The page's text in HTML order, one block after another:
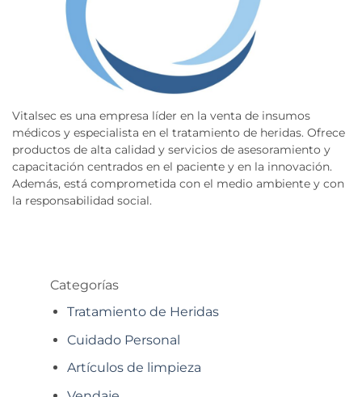
Vitalsec es una empresa líder en la venta de insumos
médicos y especialista en el tratamiento de heridas. Ofrece
productos de alta calidad y servicios de asesoramiento y
capacitación centrados en el paciente y en la innovación.
Además, está comprometida con el medio ambiente y con
la responsabilidad social.
Categorías
Tratamiento de Heridas
Cuidado Personal
Artículos de limpieza